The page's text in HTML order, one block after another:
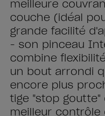
meilleure
couche (idéal
grande facilité
- son pinceau
combine
un bout arrondi
encore plus
tige "stop
meilleur contrôle